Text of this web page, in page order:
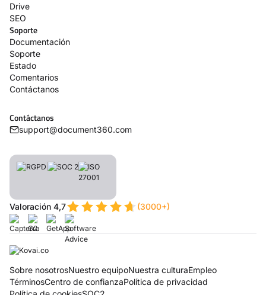
Drive
SEO
Soporte
Documentación
Soporte
Estado
Comentarios
Contáctanos
Contáctanos
support@document360.com
Valoración 4,7 (3000+)
Sobre nosotrosNuestro equipoNuestra culturaEmpleo
TérminosCentro de confianzaPolítica de privacidad